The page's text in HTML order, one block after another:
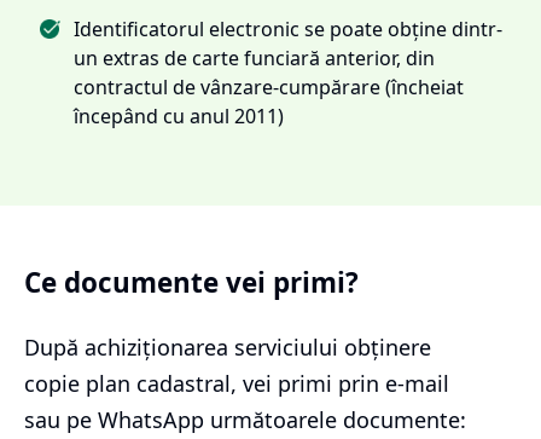
Identificatorul electronic se poate obține dintr-
un extras de carte funciară anterior, din
contractul de vânzare-cumpărare (încheiat
începând cu anul 2011)
Ce documente vei primi?
După achiziționarea serviciului obținere
copie plan cadastral, vei primi prin e-mail
sau pe WhatsApp următoarele documente: